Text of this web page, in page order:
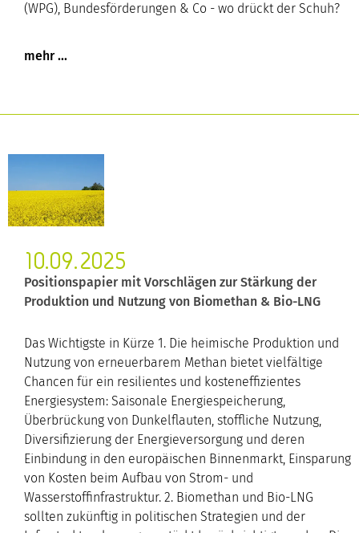
(WPG), Bundesförderungen & Co - wo drückt der Schuh?
10.09.2025
Positionspapier mit Vorschlägen zur Stärkung der
Produktion und Nutzung von Biomethan & Bio-LNG
Das Wichtigste in Kürze 1. Die heimische Produktion und
Nutzung von erneuerbarem Methan bietet vielfältige
Chancen für ein resilientes und kosteneffizientes
Energiesystem: Saisonale Energiespeicherung,
Überbrückung von Dunkelflauten, stoffliche Nutzung,
Diversifizierung der Energieversorgung und deren
Einbindung in den europäischen Binnenmarkt, Einsparung
von Kosten beim Aufbau von Strom- und
Wasserstoffinfrastruktur. 2. Biomethan und Bio-LNG
sollten zukünftig in politischen Strategien und der